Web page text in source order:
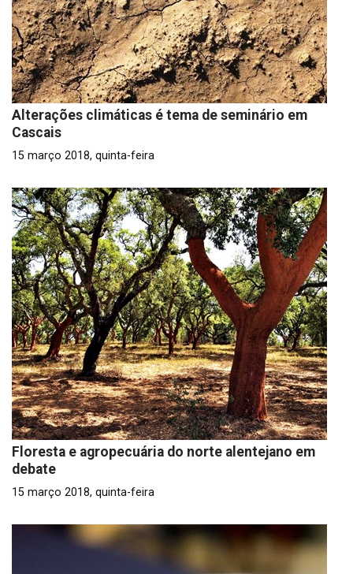
Alterações climáticas é tema de seminário em
Cascais
15 março 2018, quinta-feira
Floresta e agropecuária do norte alentejano em
debate
15 março 2018, quinta-feira